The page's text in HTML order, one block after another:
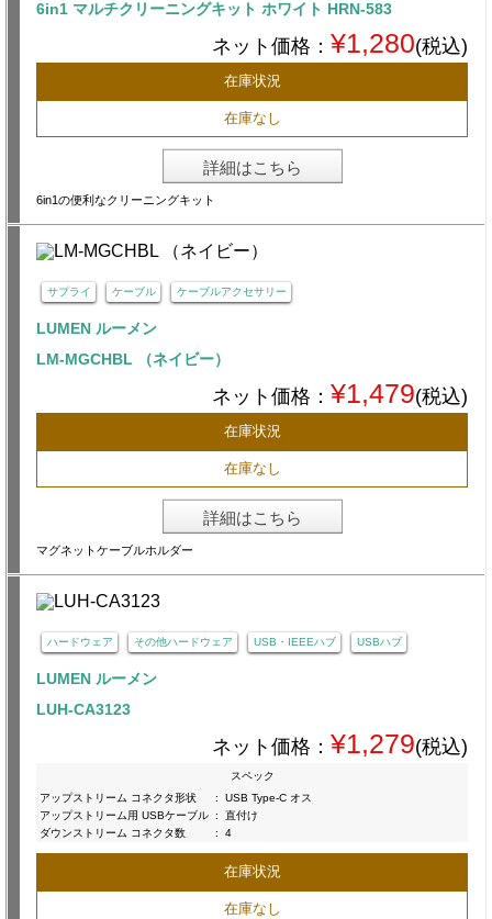
6in1 マルチクリーニングキット ホワイト HRN-583
ネット価格： ¥1,280(税込)
在庫状況
在庫なし
詳細はこちら
6in1の便利なクリーニングキット
サプライ ケーブル ケーブルアクセサリー
LUMEN ルーメン
LM-MGCHBL （ネイビー）
ネット価格： ¥1,479(税込)
在庫状況
在庫なし
詳細はこちら
マグネットケーブルホルダー
ハードウェア その他ハードウェア USB・IEEEハブ USBハブ
LUMEN ルーメン
LUH-CA3123
ネット価格： ¥1,279(税込)
スペック
アップストリーム コネクタ形状
:
USB Type-C オス
アップストリーム用 USBケーブル :
直付け
ダウンストリーム コネクタ数
: 4
在庫状況
在庫なし